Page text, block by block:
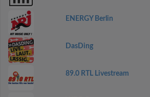
ENERGY Berlin
DasDing
89.0 RTL Livestream